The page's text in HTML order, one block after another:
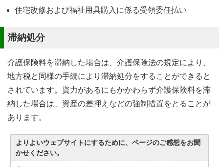
住宅改修および福祉用具購入に係る受領委任払い
滞納処分
介護保険料を滞納した場合は、介護保険法の規定により、
地方税と同様の手続により滞納処分をすることができると
されています。資力があるにもかかわらず介護保険料を滞
納した場合は、資産の差押えなどの強制措置をとることが
あります。
よりよいウェブサイトにするために、ページのご感想をお聞
かせください。